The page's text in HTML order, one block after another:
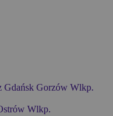
Gdańsk Gorzów Wlkp.
Wlkp.